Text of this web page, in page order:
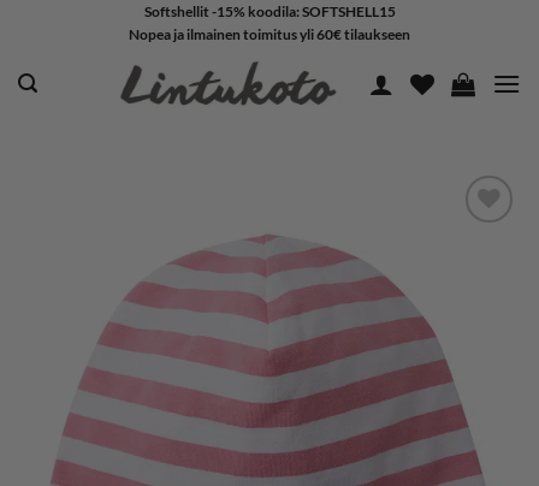
content
Softshellit -15% koodila: SOFTSHELL15
Nopea ja ilmainen toimitus yli 60€ tilaukseen
SUOSIKKEIHIN